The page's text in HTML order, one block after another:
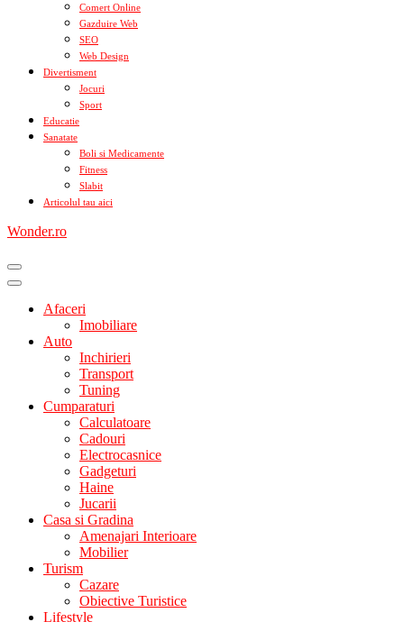
Comert Online
Gazduire Web
SEO
Web Design
Divertisment
Jocuri
Sport
Educatie
Sanatate
Boli si Medicamente
Fitness
Slabit
Articolul tau aici
Wonder.ro
Afaceri
Imobiliare
Auto
Inchirieri
Transport
Tuning
Cumparaturi
Calculatoare
Cadouri
Electrocasnice
Gadgeturi
Haine
Jucarii
Casa si Gradina
Amenajari Interioare
Mobilier
Turism
Cazare
Obiective Turistice
Lifestyle